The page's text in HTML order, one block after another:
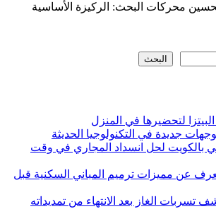
محركات البحث: الركيزة الأساسية
البحث
لتحضيرها في المنزل
جديدة في التكنولوجيا الحديثة
بالكويت لحل انسداد المجاري في وقت
عن مميزات ترميم المباني السكنية قبل
الغاز بعد الانتهاء من تمديداته